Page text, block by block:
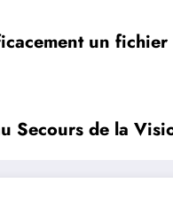
un
Secours de la